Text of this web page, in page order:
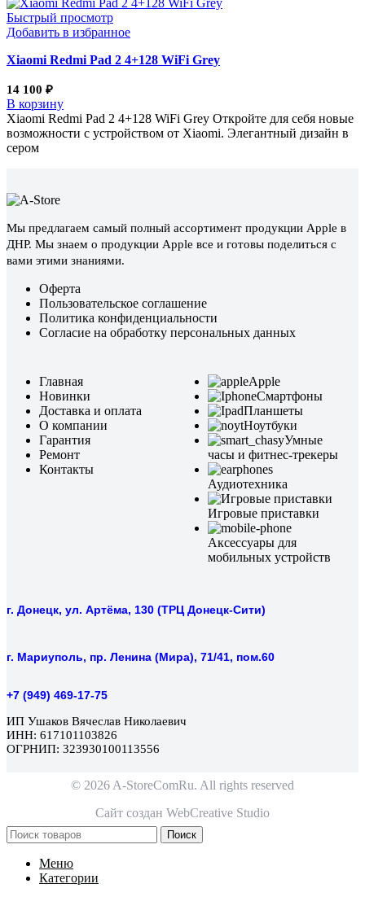
Быстрый просмотр
Добавить в избранное
Xiaomi Redmi Pad 2 4+128 WiFi Grey
14 100 ₽
В корзину
Xiaomi Redmi Pad 2 4+128 WiFi Grey Откройте для себя новые
возможности с устройством от Xiaomi. Элегантный дизайн в
сером
Мы предлагаем самый полный ассортимент продукции Apple в
ДНР. Мы знаем о продукции Apple все и готовы поделиться с
вами этими знаниями.
Оферта
Пользовательское соглашение
Политика конфиденциальности
Согласие на обработку персональных данных
Главная
Новинки
Доставка и оплата
О компании
Гарантия
Ремонт
Контакты
Apple
Смартфоны
Планшеты
Ноутбуки
Умные
часы и фитнес-трекеры
Аудиотехника
Игровые приставки
Аксессуары для
мобильных устройств
г. Донецк, ул. Артёма, 130 (ТРЦ Донецк-Сити)
г. Мариуполь, пр. Ленина (Мира), 71/41, пом.60
+7 (949) 469-17-75
ИП Ушаков Вячеслав Николаевич
ИНН: 617101103826
ОГРНИП: 323930100113556
© 2026 A-StoreComRu. All rights reserved
Сайт создан WebCreative Studio
Поиск
Меню
Категории